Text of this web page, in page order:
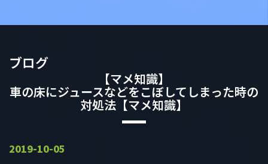
ブログ
【マメ知識】
車の床にジュースなどをこぼしてしまった時の
対処法【マメ知識】
2019-10-05